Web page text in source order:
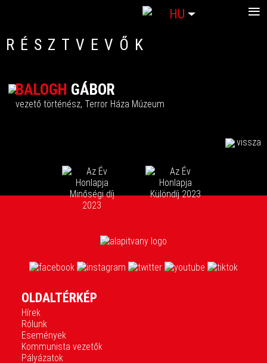
≡
Válasszon nyelvet
HU
RÉSZTVEVŐK
BALOGH GÁBOR
vezető történész, Terror Háza Múzeum
vissza
OLDALTÉRKÉP
Hírek
Rólunk
Események
Kommunista vezetők
Pályázatok